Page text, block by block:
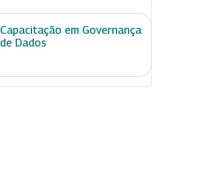
Capacitação em Governança
de Dados